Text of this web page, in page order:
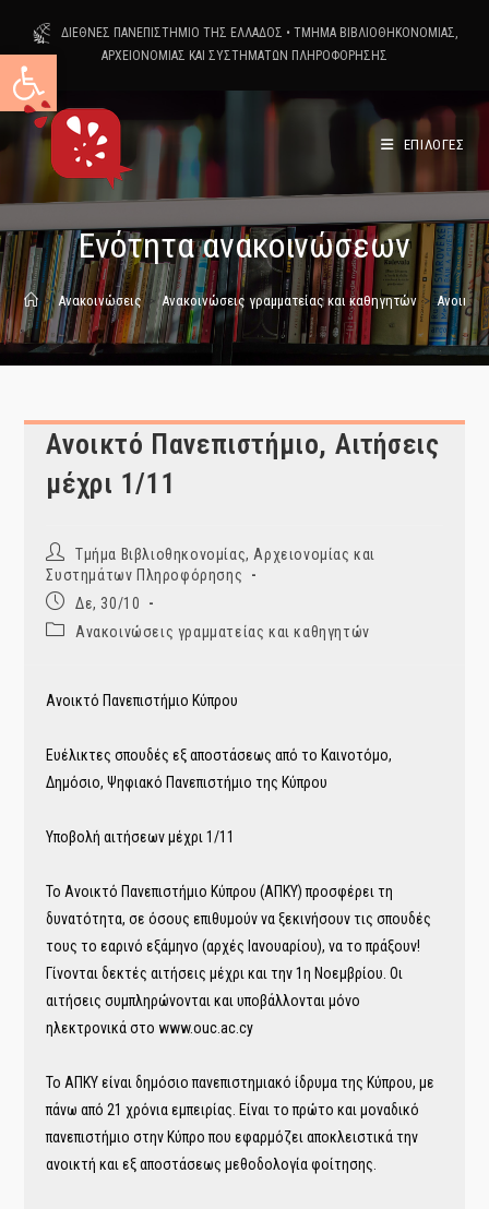
Ανοίξτε τη γραμμή εργαλείων
content
ΔΙΕΘΝΕΣ ΠΑΝΕΠΙΣΤΗΜΙΟ ΤΗΣ ΕΛΛΑΔΟΣ • ΤΜΗΜΑ ΒΙΒΛΙΟΘΗΚΟΝΟΜΙΑΣ,
ΑΡΧΕΙΟΝΟΜΙΑΣ ΚΑΙ ΣΥΣΤΗΜΑΤΩΝ ΠΛΗΡΟΦΟΡΗΣΗΣ
ΕΠΙΛΟΓΕΣ
Ενότητα ανακοινώσεων
> Ανακοινώσεις > Ανακοινώσεις γραμματείας και καθηγητών > Ανοικτό
Ανοικτό Πανεπιστήμιο, Αιτήσεις
μέχρι 1/11
Post
author:
Τμήμα Βιβλιοθηκονομίας, Αρχειονομίας και
Συστημάτων Πληροφόρησης
Post
published:
Δε, 30/10
PostΑνακοινώσεις γραμματείας και καθηγητών
Ανοικτό Πανεπιστήμιο Κύπρου
Ευέλικτες σπουδές εξ αποστάσεως από το Καινοτόμο,
Δημόσιο, Ψηφιακό Πανεπιστήμιο της Κύπρου
Υποβολή αιτήσεων μέχρι 1/11
Το Ανοικτό Πανεπιστήμιο Κύπρου (ΑΠΚΥ) προσφέρει τη
δυνατότητα, σε όσους επιθυμούν να ξεκινήσουν τις σπουδές
τους το εαρινό εξάμηνο (αρχές Ιανουαρίου), να το πράξουν!
Γίνονται δεκτές αιτήσεις μέχρι και την 1η Νοεμβρίου. Οι
αιτήσεις συμπληρώνονται και υποβάλλονται μόνο
ηλεκτρονικά στο www.ouc.ac.cy
Το ΑΠΚΥ είναι δημόσιο πανεπιστημιακό ίδρυμα της Κύπρου, με
πάνω από 21 χρόνια εμπειρίας. Είναι το πρώτο και μοναδικό
πανεπιστήμιο στην Κύπρο που εφαρμόζει αποκλειστικά την
ανοικτή και εξ αποστάσεως μεθοδολογία φοίτησης.